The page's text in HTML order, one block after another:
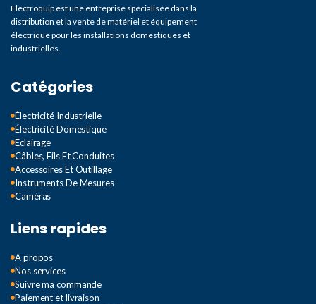
Electroquip est une entreprise spécialisée dans la
distribution et la vente de matériel et équipement
électrique pour les installations domestiques et
industrielles.
Catégories
Électricité Industrielle
Électricité Domestique
Eclairage
Câbles, Fils Et Conduites
Accessoires Et Outillage
Instruments De Mesures
Caméras
Liens rapides
A propos
Nos services
Suivre ma commande
Paiement et livraison